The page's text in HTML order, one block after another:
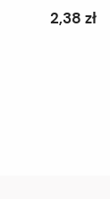
2,38 zł